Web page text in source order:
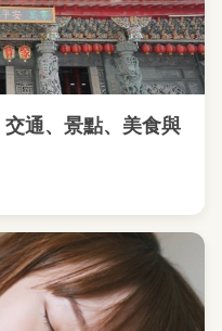
通、景點、美食與